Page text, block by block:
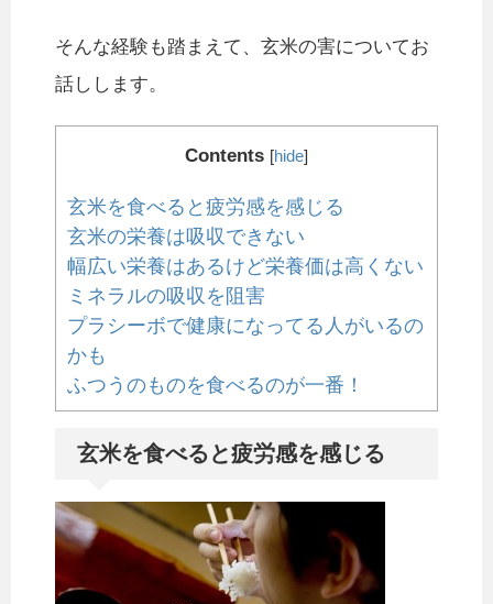
そんな経験も踏まえて、玄米の害についてお
話しします。
Contents [hide]
玄米を食べると疲労感を感じる
玄米の栄養は吸収できない
幅広い栄養はあるけど栄養価は高くない
ミネラルの吸収を阻害
プラシーボで健康になってる人がいるの
かも
ふつうのものを食べるのが一番！
玄米を食べると疲労感を感じる